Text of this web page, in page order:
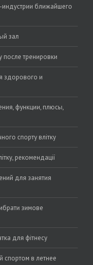
ближайшего
зал
после тренировки
здорового и
функции, плюсы,
спорту влітку
рекомендації
для занятия
зимове
для фітнесу
спортом в летнее